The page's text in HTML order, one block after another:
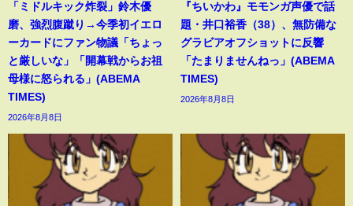
「ミドルキック炸裂」鈴木優
磨、強烈腹蹴り→今季初イエロ
ーカードにファン物議「ちょっ
と厳しいな」「開幕戦からお祖
母様に怒られる」(ABEMA
TIMES)
2026年8月8日
『ちいかわ』モモンガ声優で話
題・井口裕香（38）、無防備な
グラビアオフショットに反響
「たまりませんねっ」(ABEMA
TIMES)
2026年8月8日